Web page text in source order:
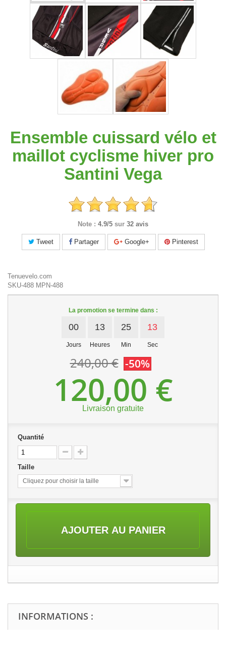
Ensemble cuissard vélo et
maillot cyclisme hiver pro
Santini Vega
Note : 4.9/5 sur 32 avis
Tweet Partager Google+ Pinterest
Tenuevelo.com
SKU-488 MPN-488
La promotion se termine dans :
00
Jours
13
Heures
25
Min
13
Sec
240,00 € -50%
120,00 €
Livraison gratuite
Quantité
Taille
Cliquez pour choisir la taille
AJOUTER AU PANIER
INFORMATIONS :